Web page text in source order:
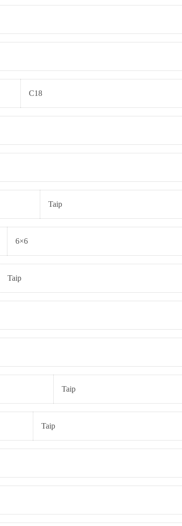
C18
Taip
6×6
Taip
Taip
Taip